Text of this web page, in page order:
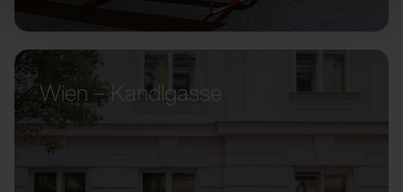
Wien – Kandlgasse